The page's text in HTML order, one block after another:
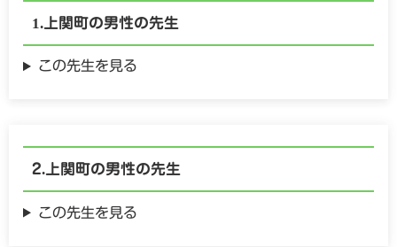
に寄り添い、精一杯のお手伝いをさせていただきま
す。ご相談ありがとうございました。
上関町の男性の先生
この先生を見る
上関町の男性の先生
この先生を見る